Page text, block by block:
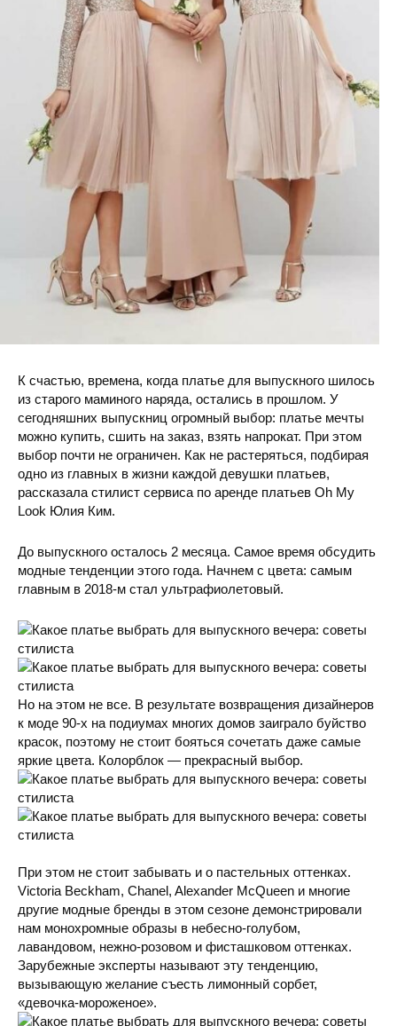
К счастью, времена, когда платье для выпускного шилось
из старого маминого наряда, остались в прошлом. У
сегодняшних выпускниц огромный выбор: платье мечты
можно купить, сшить на заказ, взять напрокат. При этом
выбор почти не ограничен. Как не растеряться, подбирая
одно из главных в жизни каждой девушки платьев,
рассказала стилист сервиса по аренде платьев Oh My
Look Юлия Ким.
До выпускного осталось 2 месяца. Самое время обсудить
модные тенденции этого года. Начнем с цвета: самым
главным в 2018-м стал ультрафиолетовый.
Но на этом не все. В результате возвращения дизайнеров
к моде 90-х на подиумах многих домов заиграло буйство
красок, поэтому не стоит бояться сочетать даже самые
яркие цвета. Колорблок — прекрасный выбор.
При этом не стоит забывать и о пастельных оттенках.
Victoria Beckham, Chanel, Alexander McQueen и многие
другие модные бренды в этом сезоне демонстрировали
нам монохромные образы в небесно-голубом,
лавандовом, нежно-розовом и фисташковом оттенках.
Зарубежные эксперты называют эту тенденцию,
вызывающую желание съесть лимонный сорбет,
«девочка-мороженое».